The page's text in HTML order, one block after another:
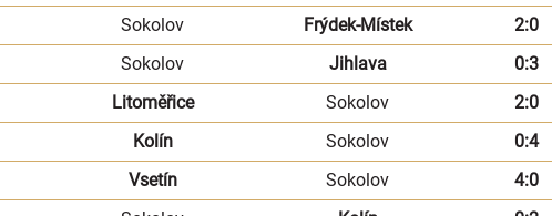
Sokolov Frýdek-Místek
2:0
Sokolov Jihlava
0:3
Litoměřice Sokolov
2:0
Kolín Sokolov
0:4
Vsetín Sokolov
4:0